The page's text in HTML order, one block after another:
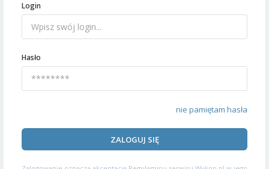
Login
Hasło
nie pamiętam hasła
ZALOGUJ SIĘ